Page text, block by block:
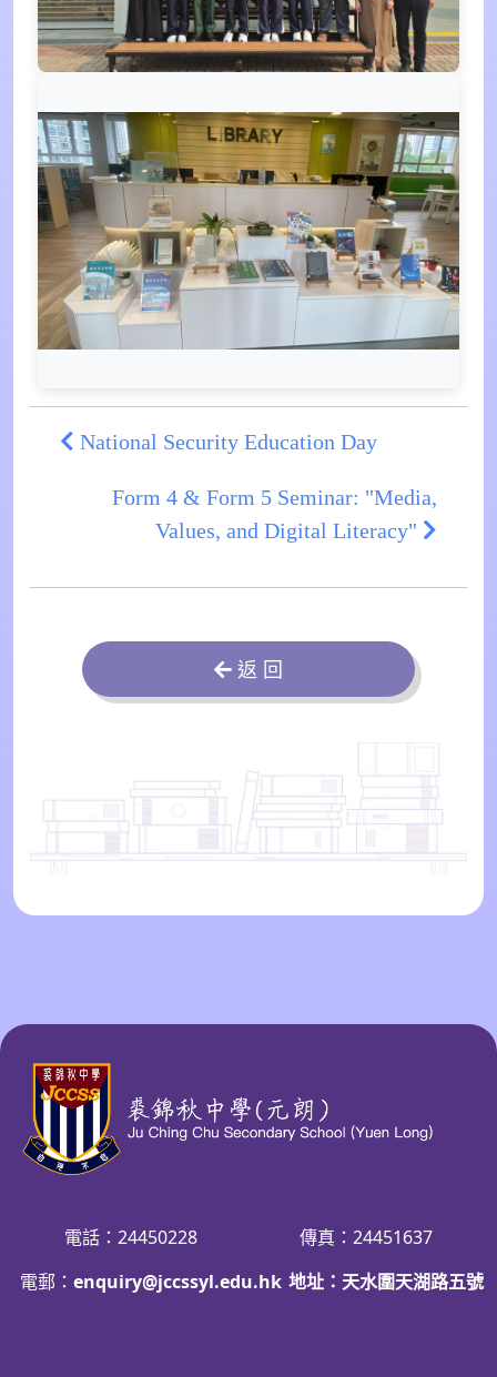
National Security Education Day
Form 4 & Form 5 Seminar: "Media,
Values, and Digital Literacy"
返 回
電話：24450228
傳真：24451637
電郵： enquiry@jccssyl.edu.hk 地址：天水圍天湖路五號